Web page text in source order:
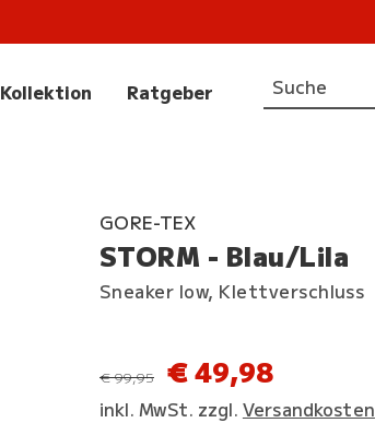
Kollektion Ratgeber
GORE-TEX
STORM - Blau/Lila
Sneaker low, Klettverschluss
statt
€ 99,95 € 49,98
inkl. MwSt. zzgl. Versandkosten